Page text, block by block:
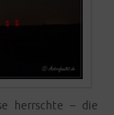
herrsch­te – die